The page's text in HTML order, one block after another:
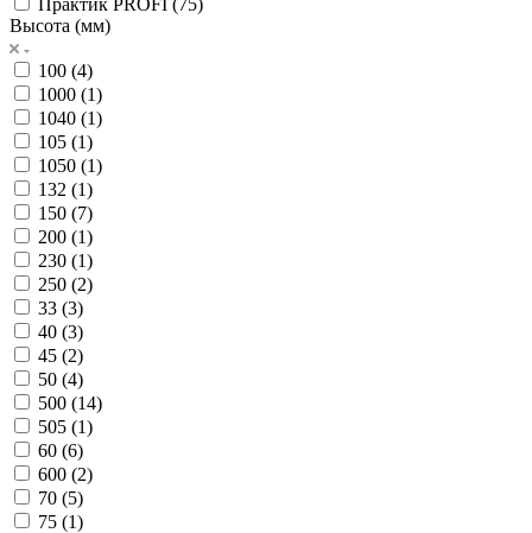
Высота (мм)
100 (4)
1000 (1)
1040 (1)
105 (1)
1050 (1)
132 (1)
150 (7)
200 (1)
230 (1)
250 (2)
33 (3)
40 (3)
45 (2)
50 (4)
500 (14)
505 (1)
60 (6)
600 (2)
70 (5)
75 (1)